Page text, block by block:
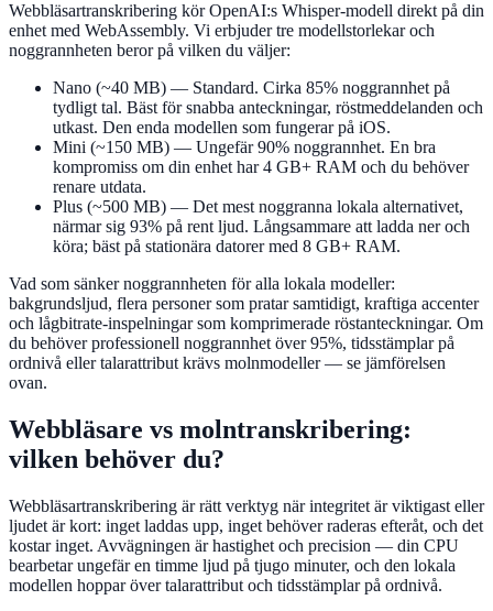
Webbläsartranskribering kör OpenAI:s Whisper-modell direkt på din
enhet med WebAssembly. Vi erbjuder tre modellstorlekar och
noggrannheten beror på vilken du väljer:
Nano (~40 MB) — Standard. Cirka 85% noggrannhet på
tydligt tal. Bäst för snabba anteckningar, röstmeddelanden och
utkast. Den enda modellen som fungerar på iOS.
Mini (~150 MB) — Ungefär 90% noggrannhet. En bra
kompromiss om din enhet har 4 GB+ RAM och du behöver
renare utdata.
Plus (~500 MB) — Det mest noggranna lokala alternativet,
närmar sig 93% på rent ljud. Långsammare att ladda ner och
köra; bäst på stationära datorer med 8 GB+ RAM.
Vad som sänker noggrannheten för alla lokala modeller:
bakgrundsljud, flera personer som pratar samtidigt, kraftiga accenter
och lågbitrate-inspelningar som komprimerade röstanteckningar. Om
du behöver professionell noggrannhet över 95%, tidsstämplar på
ordnivå eller talarattribut krävs molnmodeller — se jämförelsen
ovan.
Webbläsare vs molntranskribering:
vilken behöver du?
Webbläsartranskribering är rätt verktyg när integritet är viktigast eller
ljudet är kort: inget laddas upp, inget behöver raderas efteråt, och det
kostar inget. Avvägningen är hastighet och precision — din CPU
bearbetar ungefär en timme ljud på tjugo minuter, och den lokala
modellen hoppar över talarattribut och tidsstämplar på ordnivå.